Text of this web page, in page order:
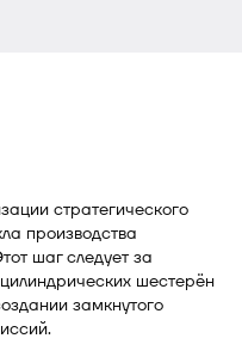
стратегического
производства
шаг следует за
шестерён
замкнутого